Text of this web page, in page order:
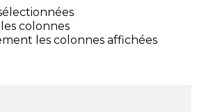
colonnes
les colonnes affichées